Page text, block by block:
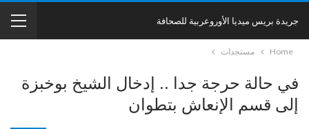
جريدة بريس ميديا الأوروعربية للصحافة
Home مستجدات
في حالة حرجة جدا .. إدخال الشيخ بوخبزة
إلى قسم الإنعاش بتطوان